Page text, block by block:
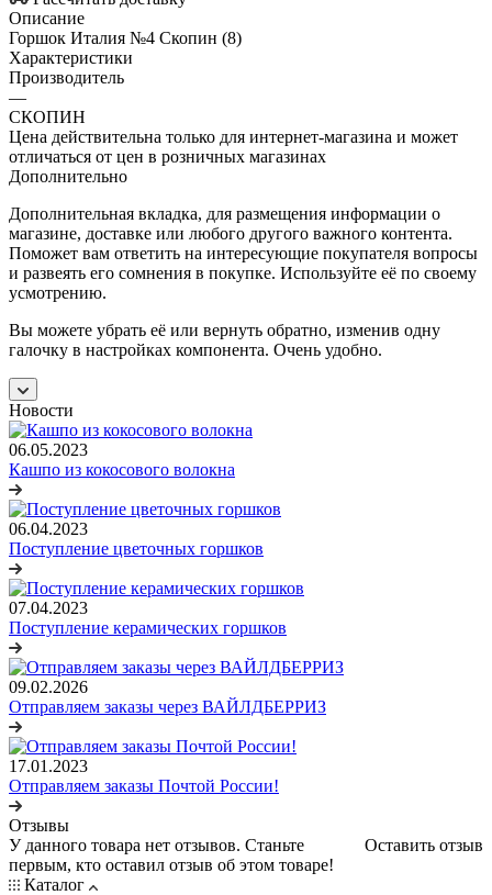
Описание
Горшок Италия №4 Скопин (8)
Характеристики
Производитель
—
СКОПИН
Цена действительна только для интернет-магазина и может
отличаться от цен в розничных магазинах
Дополнительно
Дополнительная вкладка, для размещения информации о
магазине, доставке или любого другого важного контента.
Поможет вам ответить на интересующие покупателя вопросы
и развеять его сомнения в покупке. Используйте её по своему
усмотрению.
Вы можете убрать её или вернуть обратно, изменив одну
галочку в настройках компонента. Очень удобно.
Новости
06.05.2023
Кашпо из кокосового волокна
06.04.2023
Поступление цветочных горшков
07.04.2023
Поступление керамических горшков
09.02.2026
Отправляем заказы через ВАЙЛДБЕРРИЗ
17.01.2023
Отправляем заказы Почтой России!
Отзывы
Оставить отзыв
У данного товара нет отзывов. Станьте
первым, кто оставил отзыв об этом товаре!
Каталог